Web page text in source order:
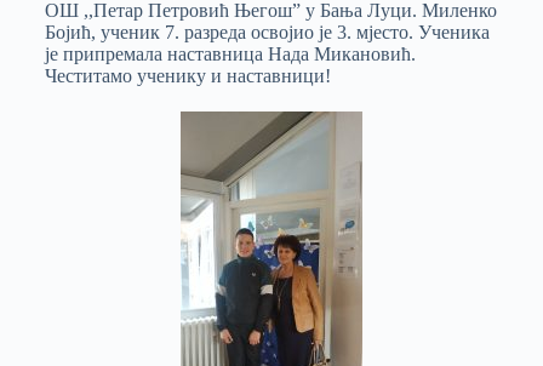
ОШ ,,Петар Петровић Његош” у Бања Луци. Миленко
Бојић, ученик 7. разреда освојио је 3. мјесто. Ученика
је припремала наставница Нада Микановић.
Честитамо ученику и наставници!